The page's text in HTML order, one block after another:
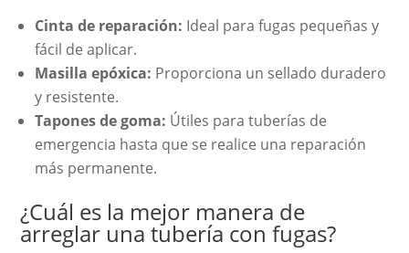
Cinta de reparación: Ideal para fugas pequeñas y
fácil de aplicar.
Masilla epóxica: Proporciona un sellado duradero
y resistente.
Tapones de goma: Útiles para tuberías de
emergencia hasta que se realice una reparación
más permanente.
¿Cuál es la mejor manera de
arreglar una tubería con fugas?